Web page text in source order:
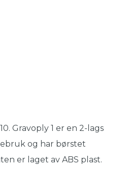
Gravoply 1 er en 2-lags
og har børstet
er laget av ABS plast.